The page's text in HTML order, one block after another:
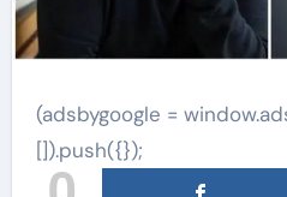
(adsbygoogle =
[]).push({});